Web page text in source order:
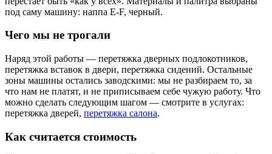
под саму машину: наппа E-F, черный.
Чего мы не трогали
Наряд этой работы — перетяжка дверных подлокотников,
перетяжка вставок в двери, перетяжка сидений. Остальные
зоны машины остались заводскими: мы не разбираем то, за
что нам не платят, и не приписываем себе чужую работу. Что
можно сделать следующим шагом — смотрите в услугах:
перетяжка дверей, перетяжка салона.
Как считается стоимость